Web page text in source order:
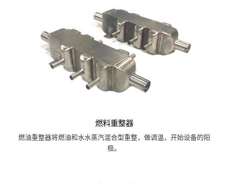
燃料重整器
燃油重整器将燃油和水水蒸汽混合型重整，做调温，开始设备的阳
极。